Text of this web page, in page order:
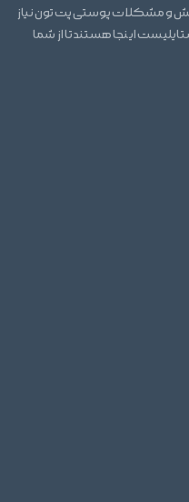
و مشکلات پوستی پت تون نیاز
اینجا هستند تا از شما